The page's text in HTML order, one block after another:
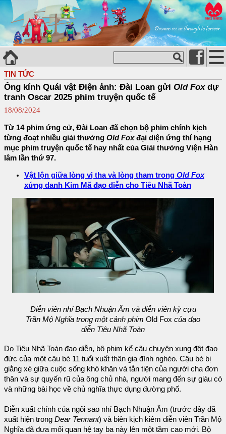
TIN TỨC
Ống kính Quái vật Điện ảnh: Đài Loan gửi Old Foxdự
tranh Oscar 2025 phim truyện quốc tế
18/08/2024
Từ 14 phim ứng cử, Đài Loan đã chọn bộ phim chính kịch
từng đoạt nhiều giải thưởng Old Foxđại diện ứng thí hạng
mục phim truyện quốc tế hay nhất của Giải thưởng Viện Hàn
lâm lần thứ 97.
Vật lộn giữa lòng vị tha và lòng tham trong Old Fox
xứng danh Kim Mã đạo diễn cho Tiêu Nhã Toàn
Diễn viên nhí Bạch Nhuận Âm và diễn viên kỳ cựu
Trần Mộ Nghĩa trong một cảnh phim Old Fox của đạo
diễn Tiêu Nhã Toàn
Do Tiêu Nhã Toàn đạo diễn, bộ phim kể câu chuyện xung đột đạo
đức của một cậu bé 11 tuổi xuất thân gia đình nghèo. Cậu bé bị
giằng xé giữa cuộc sống khó khăn và tằn tiện của người cha đơn
thân và sự quyến rũ của ông chủ nhà, người mang đến sự giàu có
và những bài học về chủ nghĩa thực dụng đường phố.
Diễn xuất chính của ngôi sao nhí Bạch Nhuận Âm (trước đây đã
xuất hiện trong Dear Tennant) và biên kịch kiêm diễn viên Trần Mộ
Nghĩa đã đưa mối quan hệ tay ba này lên một tầm cao mới. Bộ